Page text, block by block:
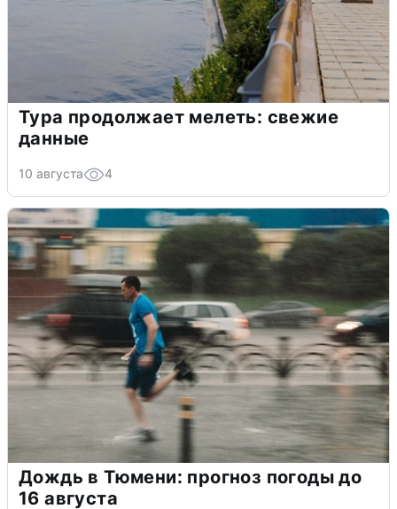
Тура продолжает мелеть: свежие
данные
10 августа 4
Дождь в Тюмени: прогноз погоды до
16 августа